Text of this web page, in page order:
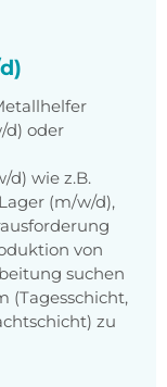
d) oder
d) wie z.B.
(m/w/d),
von
suchen
(Tagesschicht,
zu